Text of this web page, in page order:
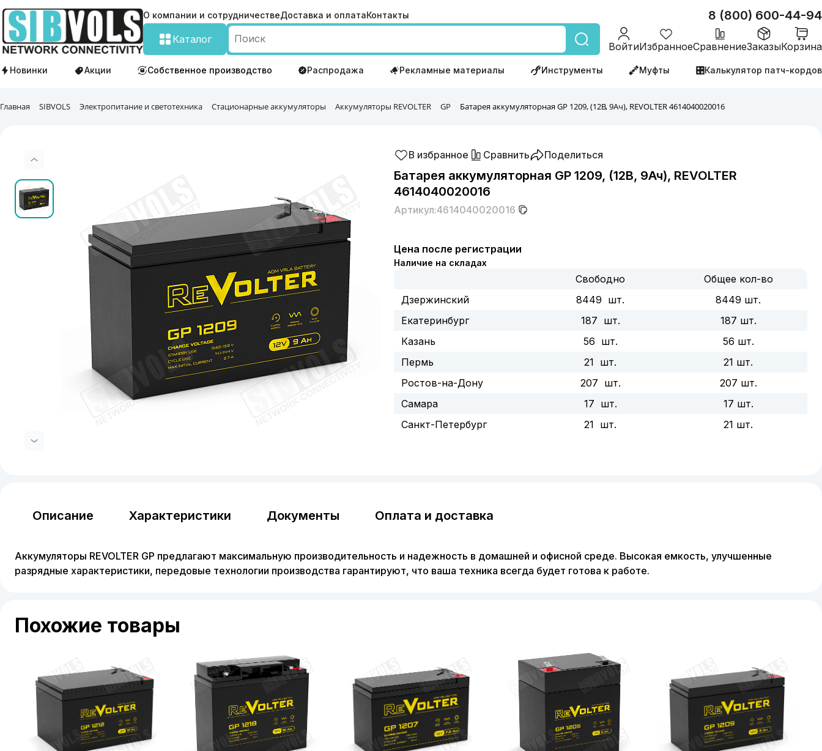
О компании и сотрудничествеДоставка и оплатаКонтакты 8 (800) 600-44-94
Каталог
ВойтиИзбранноеСравнениеЗаказыКорзина
Новинки Акции Собственное производство Распродажа Рекламные материалы Инструменты Муфты Калькулятор патч-кордов
Главная SIBVOLS Электропитание и светотехника Стационарные аккумуляторы Аккумуляторы REVOLTER GP Батарея аккумуляторная GP 1209, (12В, 9Ач), REVOLTER 4614040020016
В избранное Сравнить Поделиться
Батарея аккумуляторная GP 1209, (12В, 9Ач), REVOLTER
4614040020016
Артикул:4614040020016
Цена после регистрации
Наличие на складах
Свободно
Общее кол-во
Дзержинский
8449
8449
Екатеринбург
187
187
Казань
56
56
Пермь
21
21
Ростов-на-Дону
207
207
Самара
17
17
Санкт-Петербург
21 21
Описание Характеристики Документы Оплата и доставка
Аккумуляторы REVOLTER GP предлагают максимальную производительность и надежность в домашней и офисной среде. Высокая емкость, улучшенные
разрядные характеристики, передовые технологии производства гарантируют, что ваша техника всегда будет готова к работе.
Похожие товары